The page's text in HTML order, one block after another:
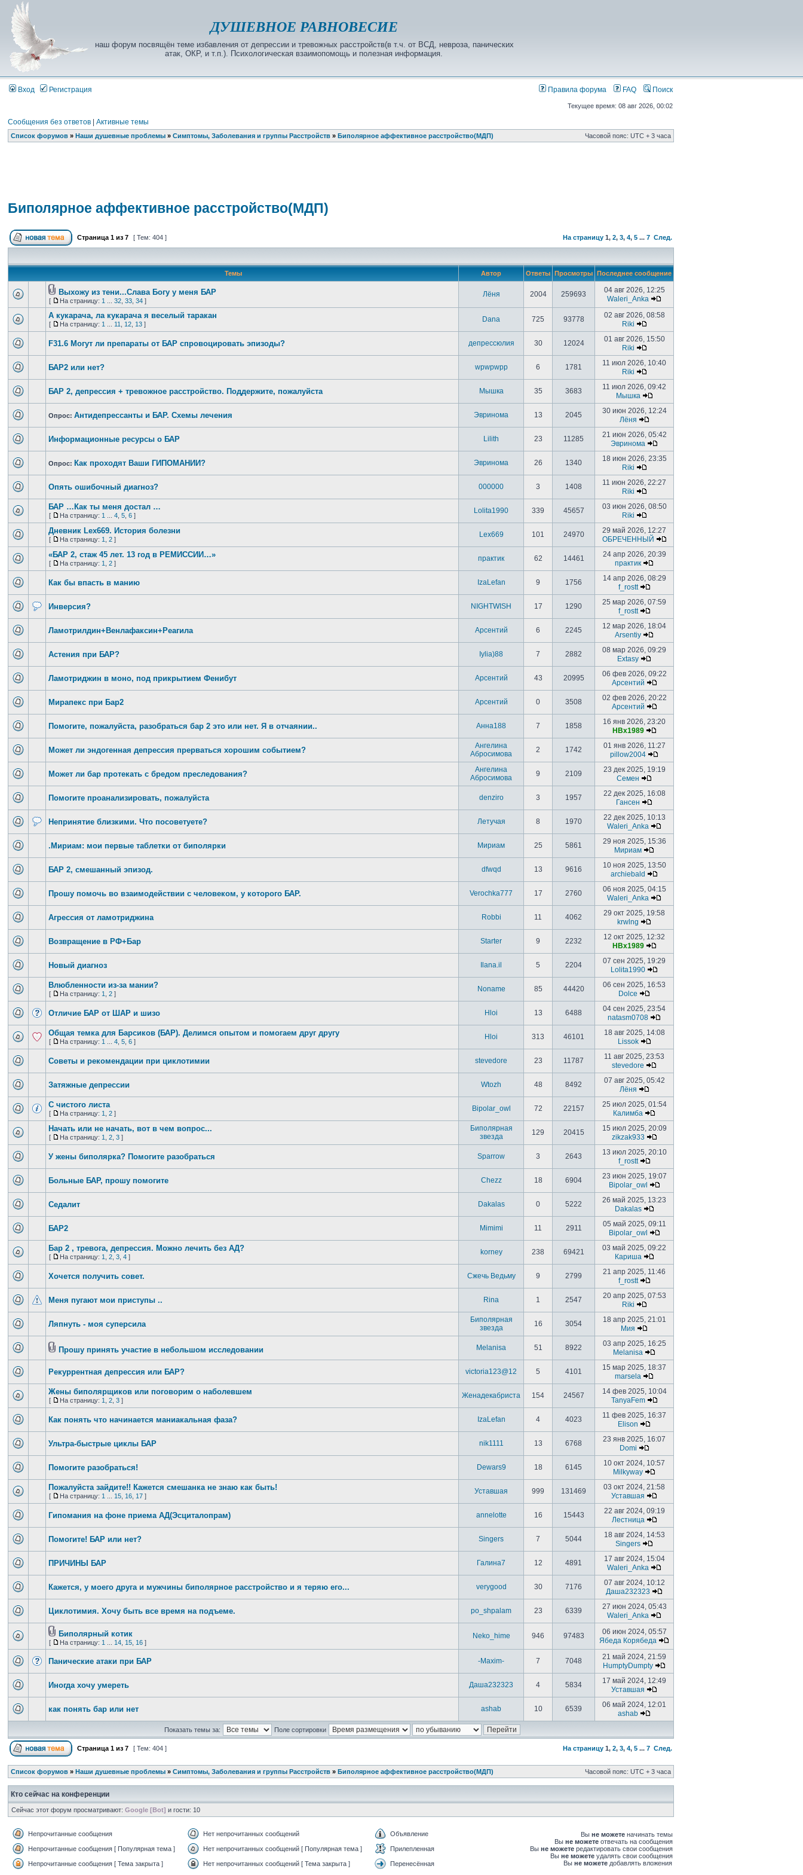
ДУШЕВНОЕ РАВНОВЕСИЕ
наш форум посвящён теме избавления от депрессии и тревожных расстройств(в т.ч. от ВСД, невроза, панических
атак, ОКР, и т.п.). Психологическая взаимопомощь и полезная информация.
Вход Регистрация Правила форума FAQ Поиск
Текущее время: 08 авг 2026, 00:02
Сообщения без ответов |Активные темы
Список форумов »Наши душевные проблемы »Симптомы, Заболевания и группы Расстройств »Биполярное аффективное расстройство(МДП) Часовой пояс: UTC + 3 часа
Биполярное аффективное расстройство(МДП)
Страница1 из7 [ Тем: 404 ] На страницу 1,2,3,4,5 ...7 След.
Темы Автор Ответы Просмотры Последнее сообщение
Выхожу из тени...Слава Богу у меня БАР
[ На страницу: 1 ...32 ,33 ,34 ]
Лёня 2004 259693
04 авг 2026, 12:25
Waleri_Anka
А кукарача, ла кукарача я веселый таракан
[ На страницу: 1 11 12 13 ]
Dana 725 93778
02 авг 2026, 08:58
Riki
F31.6 Могут ли препараты от БАР спровоцировать эпизоды? депрессюлия 30 12024
01 авг 2026, 15:50
Riki
БАР2 или нет? wpwpwpp 6 1781
11 июл 2026, 10:40
Riki
БАР 2, депрессия + тревожное расстройство. Поддержите, пожалуйста Мышка 35 3683
11 июл 2026, 09:42
Мышка
Опрос:Антидепрессанты и БАР. Схемы лечения Эвринома 13 2045
30 июн 2026, 12:24
Лёня
Информационные ресурсы о БАР Lilith 23 11285
21 июн 2026, 05:42
Эвринома
Опрос: Как проходят Ваши ГИПОМАНИИ? Эвринома 26 1340
18 июн 2026, 23:35
Riki
Опять ошибочный диагноз? 000000 3 1408
11 июн 2026, 22:27
Riki
БАР …Как ты меня достал …
[ На страницу: 1 ...4 ,5 ,6 ]
Lolita1990 339 45657
03 июн 2026, 08:50
Riki
Дневник Lex669. История болезни
[ На страницу: 1 ,2 ]
Lex669 101 24970
29 май 2026, 12:27
ОБРЕЧЕННЫЙ
«БАР 2, стаж 45 лет. 13 год в РЕМИССИИ…»
[ На страницу: 1 ,2 ]
практик 62 14461
24 апр 2026, 20:39
практик
Как бы впасть в манию IzaLefan 9 1756
14 апр 2026, 08:29
f_rostt
Инверсия? NIGHTWISH 17 1290
25 мар 2026, 07:59
f_rostt
Ламотрилдин+Венлафаксин+Реагила Арсентий 6 2245
12 мар 2026, 18:04
Arsentiy
Астения при БАР? Iylia)88 7 2882
08 мар 2026, 09:29
Extasy
Ламотриджин в моно, под прикрытием Фенибут Арсентий 43 20995
06 фев 2026, 09:22
Арсентий
Мирапекс при Бар2 Арсентий 0 3508
02 фев 2026, 20:22
Арсентий
Помогите, пожалуйста, разобраться бар 2 это или нет. Я в отчаянии.. Анна188 7 1858
16 янв 2026, 23:20
HBx1989
Может ли эндогенная депрессия прерваться хорошим событием?
Ангелина
Абросимова
2 1742
01 янв 2026, 11:27
pillow2004
Может ли бар протекать с бредом преследования?
Ангелина
Абросимова
9 2109
23 дек 2025, 19:19
Семен
Помогите проанализировать, пожалуйста denziro 3 1957
22 дек 2025, 16:08
Гансен
Непринятие близкими. Что посоветуете? Летучая 8 1970
22 дек 2025, 10:13
Waleri_Anka
.Мириам: мои первые таблетки от биполярки Мириам 25 5861
29 ноя 2025, 15:36
Мириам
БАР 2, смешанный эпизод. dfwqd 13 9616
10 ноя 2025, 13:50
archiebald
Прошу помочь во взаимодействии с человеком, у которого БАР. Verochka777 17 2760
06 ноя 2025, 04:15
Waleri_Anka
Агрессия от ламотриджина Robbi 11 4062
29 окт 2025, 19:58
krwlng
Возвращение в РФ+Бар Starter 9 2232
12 окт 2025, 12:32
HBx1989
Новый диагноз Ilana.il 5 2204
07 сен 2025, 19:29
Lolita1990
Влюбленности из-за мании?
[ На страницу: 1 ,2 ]
Noname 85 44420
06 сен 2025, 16:53
Dolce
Отличие БАР от ШАР и шизо Hloi 13 6488
04 сен 2025, 23:54
natasm0708
Общая темка для Барсиков (БАР). Делимся опытом и помогаем друг другу
[ На страницу: 1 ...4 ,5 ,6 ]
Hloi 313 46101
18 авг 2025, 14:08
Lissok
Советы и рекомендации при циклотимии stevedore 23 11787
11 авг 2025, 23:53
stevedore
Затяжные депрессии Wtozh 48 8492
07 авг 2025, 05:42
Лёня
С чистого листа
[ На страницу: 1 ,2 ]
Bipolar_owl 72 22157
25 июл 2025, 01:54
Калимба
Начать или не начать, вот в чем вопрос...
[ На страницу: 1 ,2 ,3 ]
Биполярная
звезда
129 20415
15 июл 2025, 20:09
zikzak933
У жены биполярка? Помогите разобраться Sparrow 3 2643
13 июл 2025, 20:10
f_rostt
Больные БАР, прошу помогите Chezz 18 6904
23 июн 2025, 19:07
Bipolar_owl
Седалит Dakalas 0 5222
26 май 2025, 13:23
Dakalas
БАР2 Mimimi 11 2911
05 май 2025, 09:11
Bipolar_owl
Бар 2 , тревога, депрессия. Можно лечить без АД?
[ На страницу: 1 ,2 ,3 ,4 ]
korney 238 69421
03 май 2025, 09:22
Кариша
Хочется получить совет. Сжечь Ведьму 9 2799
21 апр 2025, 11:46
f_rostt
Меня пугают мои приступы .. Rina 1 2547
20 апр 2025, 07:53
Riki
Ляпнуть - моя суперсила
Биполярная
звезда
16 3054
18 апр 2025, 21:01
Мия
Прошу принять участие в небольшом исследовании Melanisa 51 8922
03 апр 2025, 16:25
Melanisa
Рекуррентная депрессия или БАР? victoria123@12 5 4101
15 мар 2025, 18:37
marsela
Жены биполярщиков или поговорим о наболевшем
[ На страницу: 1 ,2 ,3 ]
Женадекабриста 154 24567
14 фев 2025, 10:04
TanyaFem
Как понять что начинается маниакальная фаза? IzaLefan 4 4023
11 фев 2025, 16:37
Elison
Ультра-быстрые циклы БАР nik1111 13 6768
23 янв 2025, 16:07
Domi
Помогите разобраться! Dewars9 18 6145
10 окт 2024, 10:57
Milkyway
Пожалуйста зайдите!! Кажется смешанка не знаю как быть!
[ На страницу: 1 15 16 17 ]
Уставшая 999 131469
03 окт 2024, 21:58
Уставшая
Гипомания на фоне приема АД(Эсциталопрам) annelotte 16 15443
22 авг 2024, 09:19
Лестница
Помогите! БАР или нет? Singers 7 5044
18 авг 2024, 14:53
Singers
ПРИЧИНЫ БАР Галина7 12 4891
17 авг 2024, 15:04
Waleri_Anka
Кажется, у моего друга и мужчины биполярное расстройство и я теряю его... verygood 30 7176
07 авг 2024, 10:12
Даша232323
Циклотимия. Хочу быть все время на подъеме. po_shpalam 23 6339
27 июн 2024, 05:43
Waleri_Anka
Биполярный котик
[ На страницу: 1 14 15 16 ]
Neko_hime 946 97483
06 июн 2024, 05:57
Ябеда Корябеда
Панические атаки при БАР -Maxim- 7 7048
21 май 2024, 21:59
HumptyDumpty
Иногда хочу умереть Даша232323 4 5834
17 май 2024, 12:49
Уставшая
как понять бар или нет ashab 10 6539
06 май 2024, 12:01
ashab
Показать темы за: Поле сортировки
Страница1 из7 [ Тем: 404 ] На страницу 1,2,3,4,5 ...7 След.
Список форумов »Наши душевные проблемы »Симптомы, Заболевания и группы Расстройств »Биполярное аффективное расстройство(МДП) Часовой пояс: UTC + 3 часа
Кто сейчас на конференции
Сейчас этот форум просматривают:Google [Bot] и гости: 10
Непрочитанные сообщения Нет непрочитанных сообщений Объявление
Непрочитанные сообщения [ Популярная тема ] Нет непрочитанных сообщений [ Популярная тема ] Прилепленная
Непрочитанные сообщения [ Тема закрыта ] Нет непрочитанных сообщений [ Тема закрыта ] Перенесённая
Выне можете начинать темы
Выне можете отвечать на сообщения
Выне можете редактировать свои сообщения
Выне можете удалять свои сообщения
Выне можете добавлять вложения